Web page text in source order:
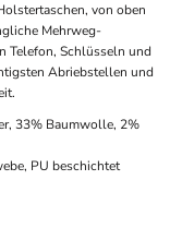
von oben
Mehrweg-
Telefon, Schlüsseln und
Abriebstellen und
33% Baumwolle, 2%
PU beschichtet